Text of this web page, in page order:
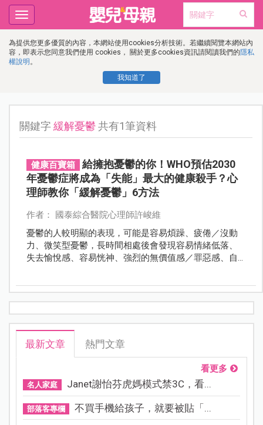
為提供您更多優質的內容，本網站使用cookies分析技術。若繼續閱覽本網站內
容，即表示您同意我們使用 cookies， 關於更多cookies資訊請閱讀我們的隱私
權說明 。
我知道了
Toggle
navigation
關鍵字緩解憂鬱 共有1筆資料
健康百寶箱
給擁抱憂鬱的你！WHO預估2030
年憂鬱症將成為「失能」最大的健康殺手？心
理師教你「緩解憂鬱」6方法
作者： 國泰綜合醫院心理師許峻維
憂鬱的人較明顯的表現，可能是容易煩躁、疲倦／沒動
力、微笑型憂鬱，長時間相處後會發現容易情緒低落、
失去愉悅感、容易恍神、強烈的無價值感／罪惡感、自
最新文章 熱門文章
看更多
名人家庭 Janet謝怡芬虎媽模式禁3C，看...
部落客專欄 不買手機給孩子，就要被貼「...